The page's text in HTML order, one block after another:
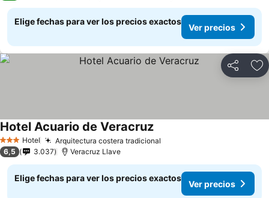
Elige fechas para ver los precios exactos
Ver precios
Compartir
3 Estrellas
Hotel Arquitectura costera tradicional
Hotel Acuario de VeracruzVer precios
6,5 3.037 Veracruz Llave
Elige fechas para ver los precios exactos
Ver precios